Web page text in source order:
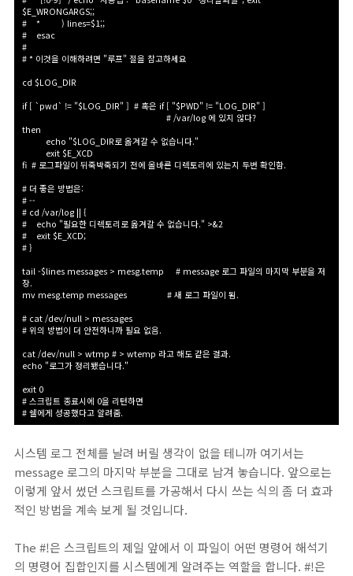
$E_WRONGARGS;;
# *
) lines=$1;;
# esac
#
# * 이것을 이해하려면 "루프" 절을 참고하세요
cd $LOG_DIR
if [ `pwd` != "$LOG_DIR" ] # 혹은 if [ "$PWD" != "LOG_DIR" ]
# /var/log 에 있지 않다?
then
echo "$LOG_DIR로 옮겨갈 수 없습니다."
exit $E_XCD
fi # 로그파일이 뒤죽박죽되기 전에 올바른 디렉토리에 있는지 두번 확인함.
# 더 좋은 방법은:
# --
# cd /var/log || {
# echo "필요한 디렉토리로 옮겨갈 수 없습니다." >&2
# exit $E_XCD;
# }
tail -$lines messages > mesg.temp
# message 로그 파일의 마지막 부분을 저
장.
mv mesg.temp messages
# 새 로그 파일이 됨.
# cat /dev/null > messages
# 위의 방법이 더 안전하니까 필요 없음.
cat /dev/null > wtmp # > wtemp 라고 해도 같은 결과.
echo "로그가 정리됐습니다."
exit 0
# 스크립트 종료시에 0을 리턴하면
# 쉘에게 성공했다고 알려줌.
시스템 로그 전체를 날려 버릴 생각이 없을 테니까 여기서는
message 로그의 마지막 부분을 그대로 남겨 놓습니다. 앞으로는
이렇게 앞서 썼던 스크립트를 가공해서 다시 쓰는 식의 좀 더 효과
적인 방법을 계속 보게 될 것입니다.
The #!은 스크립트의 제일 앞에서 이 파일이 어떤 명령어 해석기
의 명령어 집합인지를 시스템에게 알려주는 역할을 합니다. #!은